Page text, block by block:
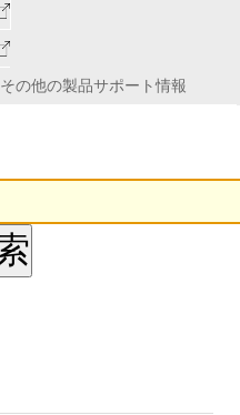
その他の製品サポート情報